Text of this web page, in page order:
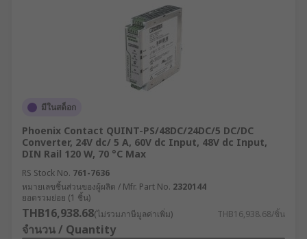
มีในสต็อก
Phoenix Contact QUINT-PS/48DC/24DC/5 DC/DC
Converter, 24V dc/ 5 A, 60V dc Input, 48V dc Input,
DIN Rail 120 W, 70 °C Max
RS Stock No. 761-7636
หมายเลขชิ้นส่วนของผู้ผลิต / Mfr. Part No. 2320144
ยอดรวมย่อย (1 ชิ้น)
THB16,938.68(ไม่รวมภาษีมูลค่าเพิ่ม) THB16,938.68/ชิ้น
จำนวน / Quantity